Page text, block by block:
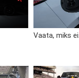
Vaata, miks ei...